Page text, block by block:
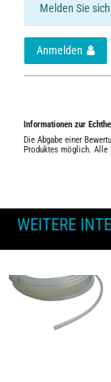
Melden Sie
Anmelden
Informationen zur
Die Abgabe einer
Produktes möglich. Alle
WEITERE